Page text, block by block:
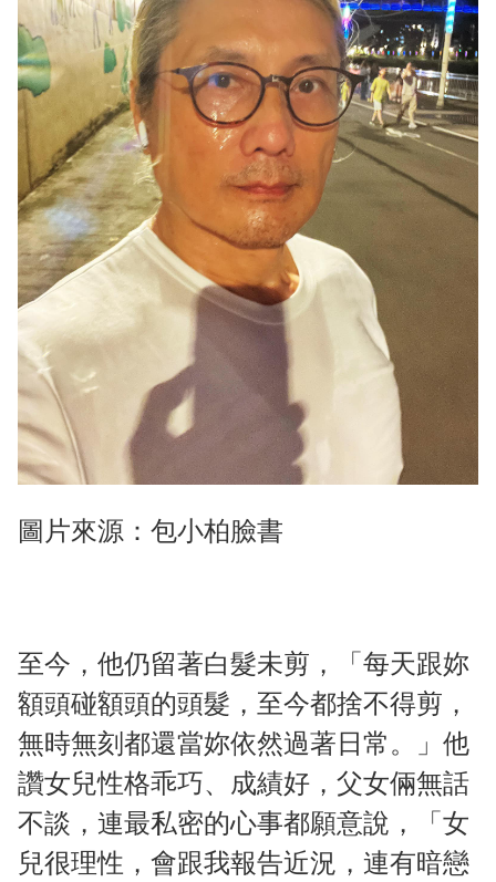
圖片來源：包小柏臉書
至今，他仍留著白髮未剪，「每天跟妳
額頭碰額頭的頭髮，至今都捨不得剪，
無時無刻都還當妳依然過著日常。」他
讚女兒性格乖巧、成績好，父女倆無話
不談，連最私密的心事都願意說，「女
兒很理性，會跟我報告近況，連有暗戀